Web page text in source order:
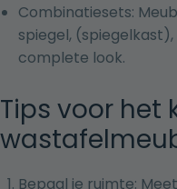
Combinatiesets:
spiegel,
complete look.
Tips voor het
Bepaal je ruimte: